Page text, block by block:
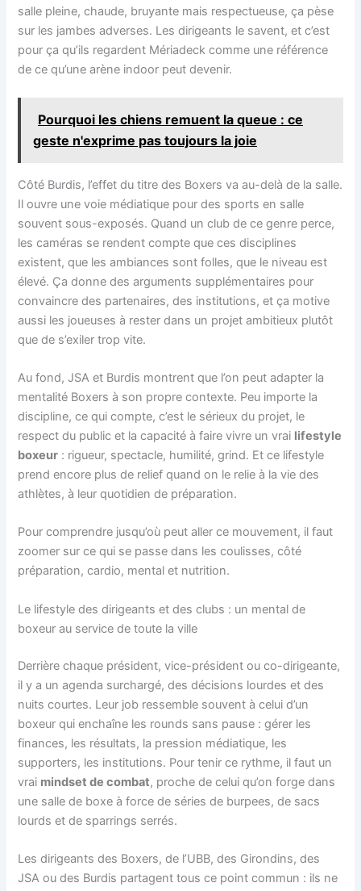
salle pleine, chaude, bruyante mais respectueuse, ça pèse
sur les jambes adverses. Les dirigeants le savent, et c’est
pour ça qu’ils regardent Mériadeck comme une référence
de ce qu’une arène indoor peut devenir.
Pourquoi les chiens remuent la queue : ce
geste n'exprime pas toujours la joie
Côté Burdis, l’effet du titre des Boxers va au-delà de la salle.
Il ouvre une voie médiatique pour des sports en salle
souvent sous-exposés. Quand un club de ce genre perce,
les caméras se rendent compte que ces disciplines
existent, que les ambiances sont folles, que le niveau est
élevé. Ça donne des arguments supplémentaires pour
convaincre des partenaires, des institutions, et ça motive
aussi les joueuses à rester dans un projet ambitieux plutôt
que de s’exiler trop vite.
Au fond, JSA et Burdis montrent que l’on peut adapter la
mentalité Boxers à son propre contexte. Peu importe la
discipline, ce qui compte, c’est le sérieux du projet, le
respect du public et la capacité à faire vivre un vrai lifestyle
boxeur : rigueur, spectacle, humilité, grind. Et ce lifestyle
prend encore plus de relief quand on le relie à la vie des
athlètes, à leur quotidien de préparation.
Pour comprendre jusqu’où peut aller ce mouvement, il faut
zoomer sur ce qui se passe dans les coulisses, côté
préparation, cardio, mental et nutrition.
Le lifestyle des dirigeants et des clubs : un mental de
boxeur au service de toute la ville
Derrière chaque président, vice-président ou co-dirigeante,
il y a un agenda surchargé, des décisions lourdes et des
nuits courtes. Leur job ressemble souvent à celui d’un
boxeur qui enchaîne les rounds sans pause : gérer les
finances, les résultats, la pression médiatique, les
supporters, les institutions. Pour tenir ce rythme, il faut un
vrai mindset de combat, proche de celui qu’on forge dans
une salle de boxe à force de séries de burpees, de sacs
lourds et de sparrings serrés.
Les dirigeants des Boxers, de l’UBB, des Girondins, des
JSA ou des Burdis partagent tous ce point commun : ils ne